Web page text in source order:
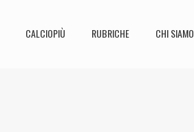
CALCIOPIÙ RUBRICHE CHI SIAMO